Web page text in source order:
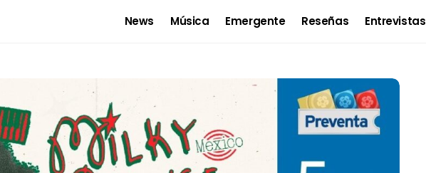
News Música Emergente Reseñas Entrevistas